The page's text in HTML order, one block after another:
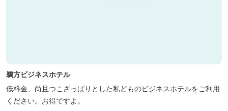
鵜方ビジネスホテル
低料金、尚且つこざっぱりとした私どものビジネスホテルをご利用
ください。お得ですよ。